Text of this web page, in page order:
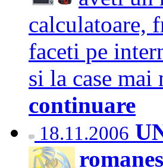
calculatoare,
faceti pe
si la case
continuare
18.11.2006